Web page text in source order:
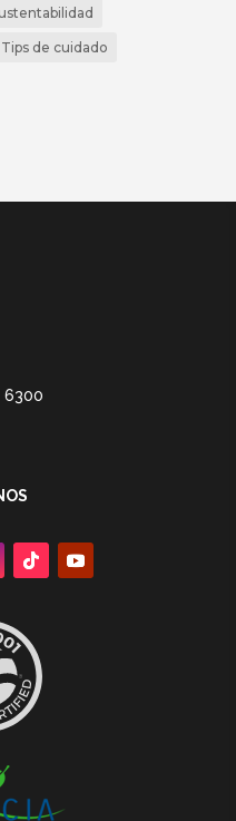
Tips de cuidado
6300